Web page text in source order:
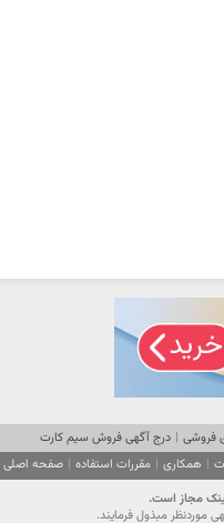
فروشی | درج آگهی فروش سیم کارت
| همکاری | مقررات استفاده | صفحه اصلی